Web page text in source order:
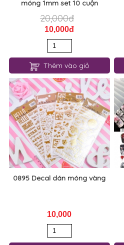
móng 1mm set 10 cuộn
20,000đ
10,000đ
Thêm vào giỏ
0895 Decal dán móng vàng
10,000